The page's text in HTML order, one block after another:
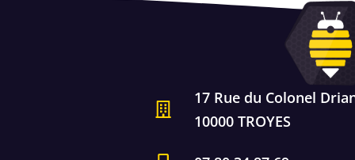
17 Rue du Colonel
10000 TROYES